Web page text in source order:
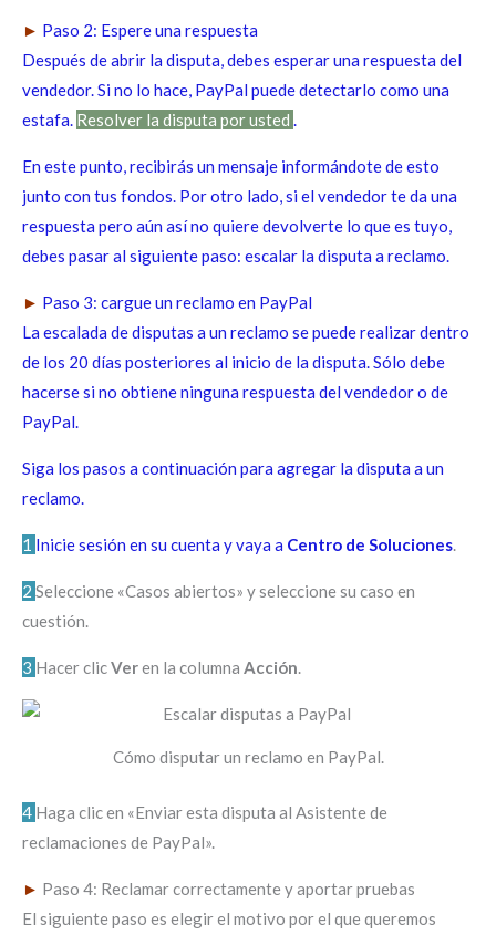
► Paso 2: Espere una respuesta
Después de abrir la disputa, debes esperar una respuesta del
vendedor. Si no lo hace, PayPal puede detectarlo como una
estafa. Resolver la disputa por usted .
En este punto, recibirás un mensaje informándote de esto
junto con tus fondos. Por otro lado, si el vendedor te da una
respuesta pero aún así no quiere devolverte lo que es tuyo,
debes pasar al siguiente paso: escalar la disputa a reclamo.
► Paso 3: cargue un reclamo en PayPal
La escalada de disputas a un reclamo se puede realizar dentro
de los 20 días posteriores al inicio de la disputa. Sólo debe
hacerse si no obtiene ninguna respuesta del vendedor o de
PayPal.
Siga los pasos a continuación para agregar la disputa a un
reclamo.
1 Inicie sesión en su cuenta y vaya a Centro de Soluciones.
2 Seleccione «Casos abiertos» y seleccione su caso en
cuestión.
3 Hacer clicVeren la columna Acción.
Cómo disputar un reclamo en PayPal.
4 Haga clic en «Enviar esta disputa al Asistente de
reclamaciones de PayPal».
► Paso 4: Reclamar correctamente y aportar pruebas
El siguiente paso es elegir el motivo por el que queremos